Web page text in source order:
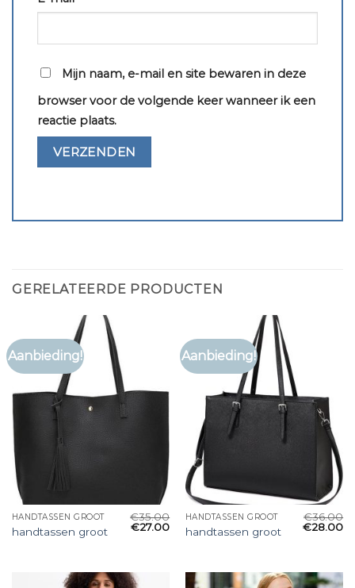
Mijn naam, e-mail en site bewaren in deze
browser voor de volgende keer wanneer ik een
reactie plaats.
GERELATEERDE PRODUCTEN
Aanbieding!
HANDTASSEN GROOT
handtassen groot
€35.00
€27.00
Aanbieding!
HANDTASSEN GROOT
handtassen groot
€36.00
€28.00